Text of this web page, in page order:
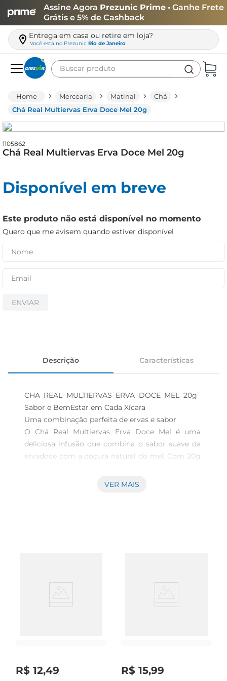
Assine Agora Prezunic Prime • Ganhe Frete
Grátis e 5% de Cashback
Entrega em casa ou retire em loja?
Você está no Prezunic Rio de Janeiro
Buscar produto
Mercearia Matinal
Chá
Chá Real Multiervas Erva Doce Mel 20g
1105862
Chá Real Multiervas Erva Doce Mel 20g
Disponível em breve
Este produto não está disponível no momento
Quero que me avisem quando estiver disponível
ENVIAR
Descrição Características
CHA REAL MULTIERVAS ERVA DOCE MEL 20g
Sabor e BemEstar em Cada Xícara
Uma combinação perfeita de ervas e sabor
O Chá Real Multiervas Erva Doce Mel é uma
deliciosa infusão que combina o sabor suave da
ervadoce com a doçura natural do mel. Com 20g
uma experiência de sabor reconfortante e
propriedades digestivas, ajudando a aliviar
muito fácil. Basta adicionar uma colher de sopa
VER MAIS
R$ 12,49 R$ 15,99
leite
queijo
biscoito
papel higiênico
cerveja